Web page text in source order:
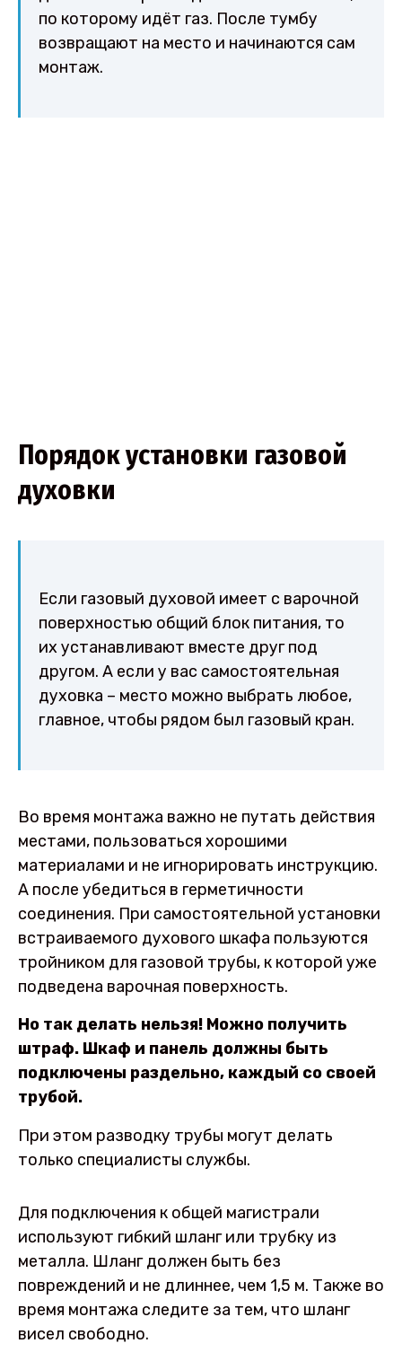
по которому идёт газ. После тумбу
возвращают на место и начинаются сам
монтаж.
Порядок установки газовой
духовки
Если газовый духовой имеет с варочной
поверхностью общий блок питания, то
их устанавливают вместе друг под
другом. А если у вас самостоятельная
духовка – место можно выбрать любое,
главное, чтобы рядом был газовый кран.
Во время монтажа важно не путать действия
местами, пользоваться хорошими
материалами и не игнорировать инструкцию.
А после убедиться в герметичности
соединения. При самостоятельной установки
встраиваемого духового шкафа пользуются
тройником для газовой трубы, к которой уже
подведена варочная поверхность.
Но так делать нельзя! Можно получить
штраф. Шкаф и панель должны быть
подключены раздельно, каждый со своей
трубой.
При этом разводку трубы могут делать
только специалисты службы.
Для подключения к общей магистрали
используют гибкий шланг или трубку из
металла. Шланг должен быть без
повреждений и не длиннее, чем 1,5 м. Также во
время монтажа следите за тем, что шланг
висел свободно.